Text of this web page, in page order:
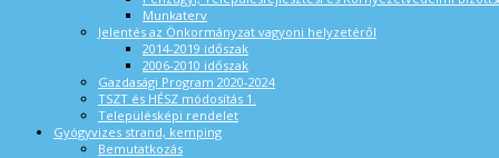
Munkaterv
Jelentés az Önkormányzat vagyoni helyzetéről
2014-2019 időszak
2006-2010 időszak
Gazdasági Program 2020-2024
TSZT és HÉSZ módosítás 1.
Településképi rendelet
Gyógyvizes strand, kemping
Bemutatkozás